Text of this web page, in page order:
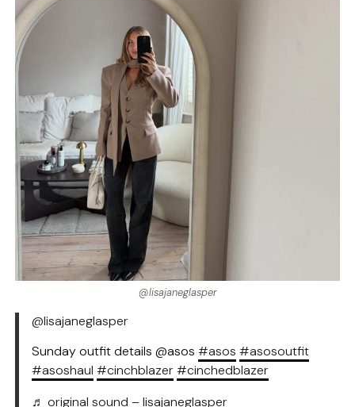
@lisajaneglasper
@lisajaneglasper
Sunday outfit details @asos#asos #asosoutfit
#asoshaul #cinchblazer#cinchedblazer
♬ original sound – lisajaneglasper